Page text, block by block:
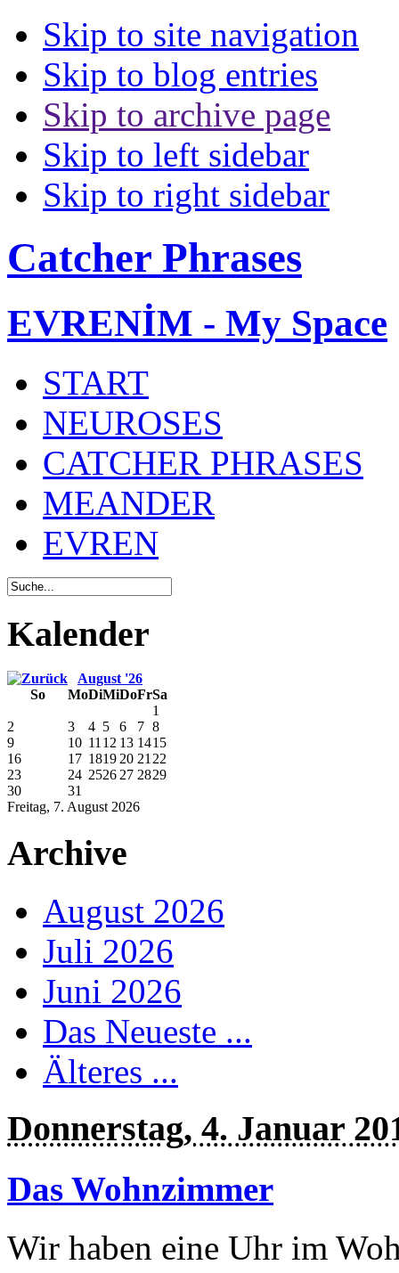
Skip to site navigation
Skip to blog entries
Skip to archive page
Skip to left sidebar
Skip to right sidebar
Catcher Phrases
EVRENİM - My Space
START
NEUROSES
CATCHER PHRASES
MEANDER
EVREN
Kalender
August '26
So
MoDiMiDoFrSa
Freitag, 7. August 2026
1
2
3 4 5 6 7 8
9
10 11 12 13 1415
16
17 1819 20 21 22
23
24 2526 27 2829
30
31
Archive
August 2026
Juli 2026
Juni 2026
Das Neueste ...
Älteres ...
Donnerstag, 4. Januar
Das Wohnzimmer
Wir haben eine Uhr im